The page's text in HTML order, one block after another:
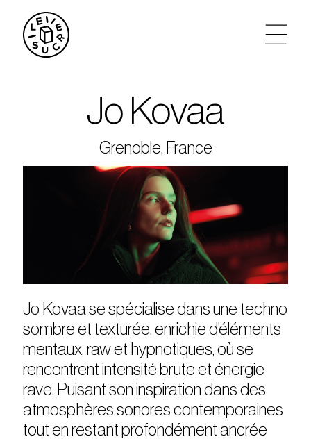
agenda
tickets
le sucre max
partenariats
privatisations
Jo Kovaa
Grenoble, France
Jo Kovaa se spécialise dans une techno
sombre et texturée, enrichie d’éléments
mentaux, raw et hypnotiques, où se
rencontrent intensité brute et énergie
rave. Puisant son inspiration dans des
atmosphères sonores contemporaines
tout en restant profondément ancrée